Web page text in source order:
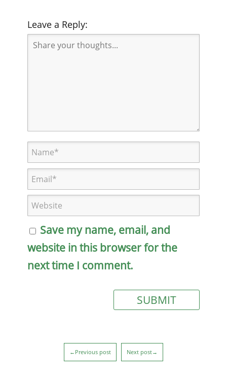
Leave a Reply:
Save my name, email, and
website in this browser for the
next time I comment.
←Previous post Next post→